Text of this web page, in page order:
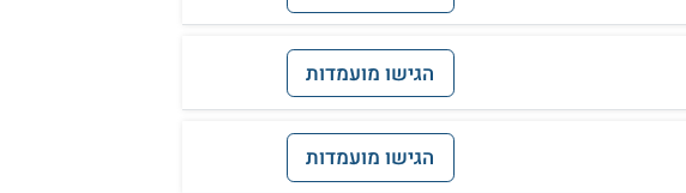
הגישו מועמדות
הגישו מועמדות